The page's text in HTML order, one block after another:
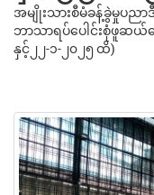
အမျိုးသားစီမံခန့်ခွဲမှုပည
ဘာသာရပ်ပေါင်းစုံဖူဆယ်ဘ
နှင့်၂၂-၁-၂၀၂၅ ထိ)